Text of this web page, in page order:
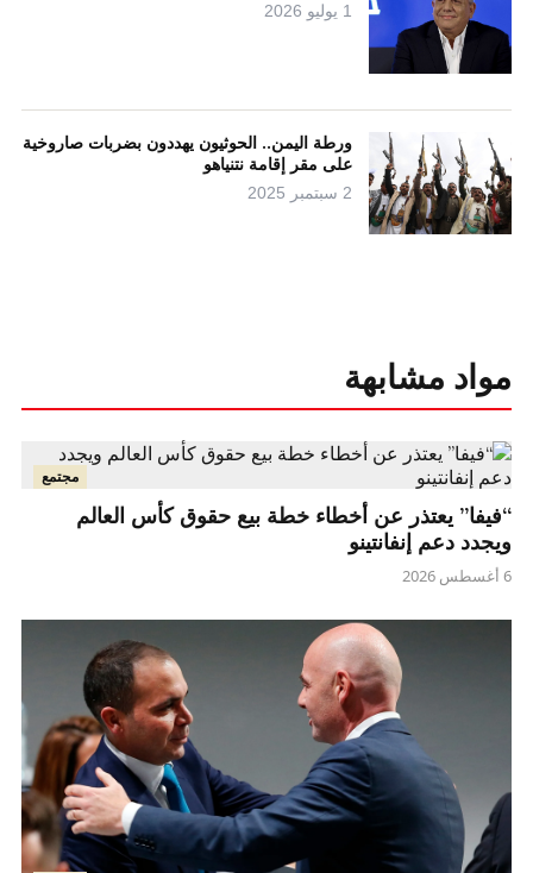
1 يوليو 2026
ورطة اليمن.. الحوثيون يهددون بضربات صاروخية
على مقر إقامة نتنياهو
2 سبتمبر 2025
مواد مشابهة
مجتمع
“فيفا” يعتذر عن أخطاء خطة بيع حقوق كأس العالم
ويجدد دعم إنفانتينو
6 أغسطس 2026